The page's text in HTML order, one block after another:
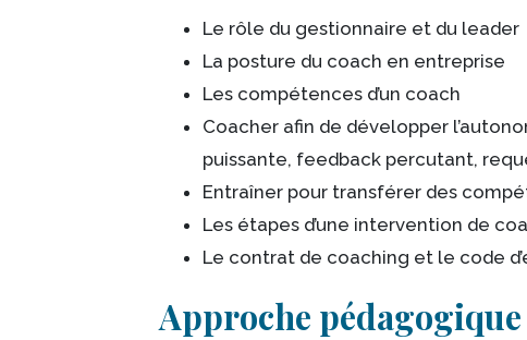
Le rôle du gestionnaire et du leader
La posture du coach en entreprise
Les compétences d’un coach
Coacher afin de développer
puissante, feedback percutant,
Entraîner pour transférer des
Les étapes d’une intervention de
Le contrat de coaching et le code
Approche pédagogique